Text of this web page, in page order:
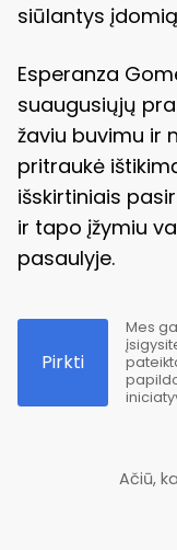
siūlantys
Esperanza
suaugusiųjų
žaviu buvimu ir
pritraukė
išskirtiniais
ir tapo įžymiu
pasaulyje.
Pirkti
Mes
Ačiū,